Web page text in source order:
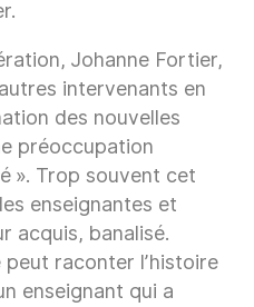
Johanne Fortier,
intervenants en
des nouvelles
préoccupation
». Trop souvent cet
enseignantes et
acquis, banalisé.
raconter l’histoire
enseignant qui a